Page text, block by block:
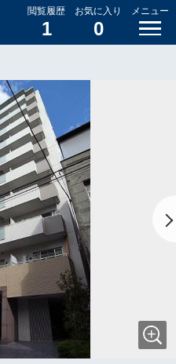
閲覧履歴
1
お気に入り
0
メニュー